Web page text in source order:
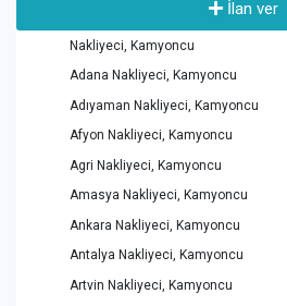
İlan ver
Nakliyeci, Kamyoncu
Adana Nakliyeci, Kamyoncu
Adıyaman Nakliyeci, Kamyoncu
Afyon Nakliyeci, Kamyoncu
Agri Nakliyeci, Kamyoncu
Amasya Nakliyeci, Kamyoncu
Ankara Nakliyeci, Kamyoncu
Antalya Nakliyeci, Kamyoncu
Artvin Nakliyeci, Kamyoncu